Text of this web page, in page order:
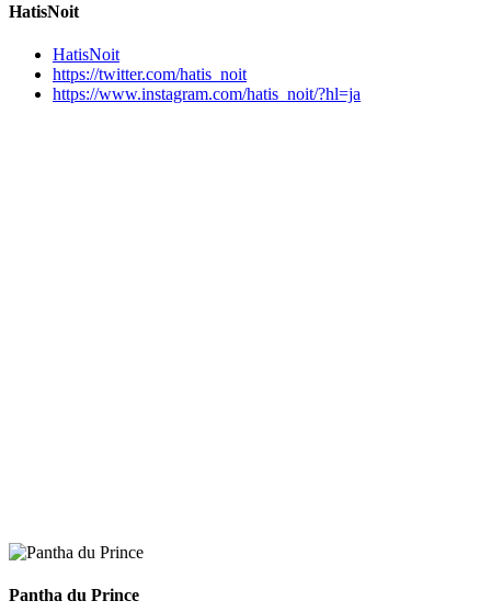
HatisNoit
HatisNoit
https://twitter.com/hatis_noit
https://www.instagram.com/hatis_noit/?hl=ja
Pantha du Prince